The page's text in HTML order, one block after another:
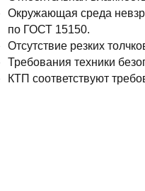
Окружающая среда
по ГОСТ 15150.
Отсутствие резких
Требования техники
КТП соответствуют